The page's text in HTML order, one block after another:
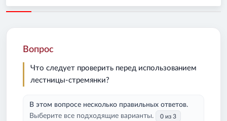
Вопрос
Что следует проверить перед использованием
лестницы-стремянки?
В этом вопросе несколько правильных ответов.
Выберите все подходящие варианты.
0 из 3